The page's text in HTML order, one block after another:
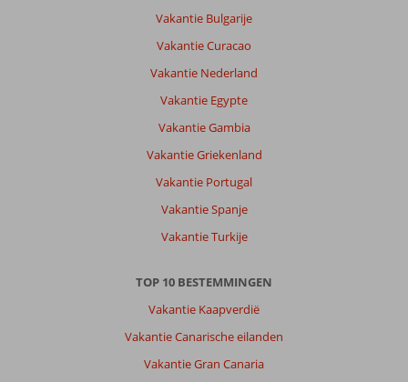
Vakantie Bulgarije
Vakantie Curacao
Vakantie Nederland
Vakantie Egypte
Vakantie Gambia
Vakantie Griekenland
Vakantie Portugal
Vakantie Spanje
Vakantie Turkije
TOP 10 BESTEMMINGEN
Vakantie Kaapverdië
Vakantie Canarische eilanden
Vakantie Gran Canaria